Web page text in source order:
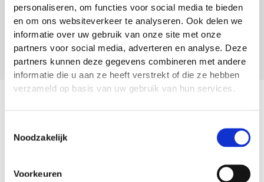
personaliseren, om functies voor social media te bieden
en om ons websiteverkeer te analyseren. Ook delen we
informatie over uw gebruik van onze site met onze
partners voor social media, adverteren en analyse. Deze
partners kunnen deze gegevens combineren met andere
informatie die u aan ze heeft verstrekt of die ze hebben
verzameld op basis van uw gebruik van hun services.
Noodzakelijk
Voorkeuren
KNMG / GAIA
specialist in Reconcept zijn nascholingspunten en zijn
huidige BIG-registratie terugvinden.